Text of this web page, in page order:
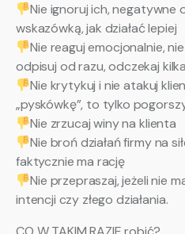
Nie ignoruj ich, negatywne
wskazówką, jak działać lepiej
Nie reaguj emocjonalnie,
odpisuj od razu, odczekaj
Nie krytykuj i nie atakuj
„pyskówkę”, to tylko
Nie zrzucaj winy na klienta
Nie broń działań firmy na
faktycznie ma rację
Nie przepraszaj, jeżeli nie
intencji czy złego działania.